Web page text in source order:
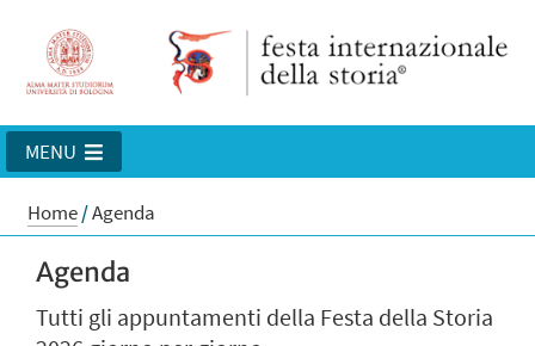
MENU
Home/Agenda
Agenda
Tutti gli appuntamenti della Festa della Storia